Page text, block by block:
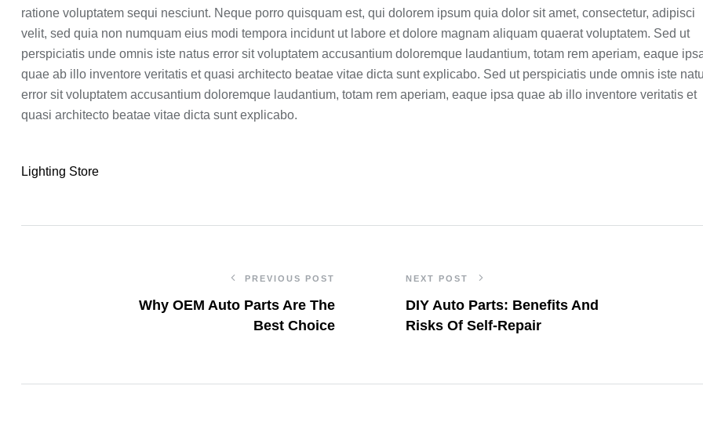
ratione voluptatem sequi nesciunt. Neque porro quisquam est, qui dolorem ipsum quia dolor sit amet, consectetur, adipisci
velit, sed quia non numquam eius modi tempora incidunt ut labore et dolore magnam aliquam quaerat voluptatem. Sed ut
perspiciatis unde omnis iste natus error sit voluptatem accusantium doloremque laudantium, totam rem aperiam, eaque
quae ab illo inventore veritatis et quasi architecto beatae vitae dicta sunt explicabo. Sed ut perspiciatis unde omnis iste
error sit voluptatem accusantium doloremque laudantium, totam rem aperiam, eaque ipsa quae ab illo inventore veritatis et
quasi architecto beatae vitae dicta sunt explicabo.
Lighting Store
PREVIOUS POST
Why OEM Auto Parts Are The
Best Choice
NEXT POST
DIY Auto Parts: Benefits And
Risks Of Self-Repair